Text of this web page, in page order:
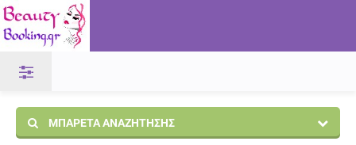
ΜΠΑΡΈΤΑ ΑΝΑΖΉΤΗΣΗΣ